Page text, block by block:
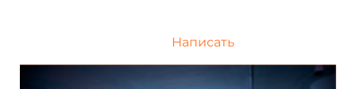
Написать